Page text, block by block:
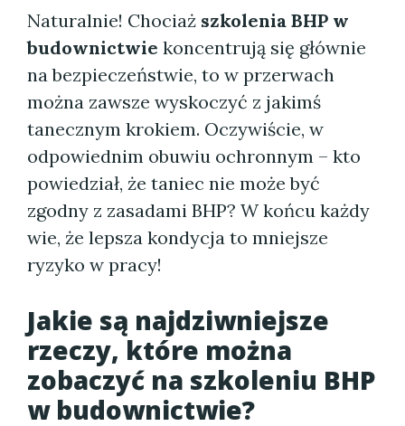
Naturalnie! Chociaż szkolenia BHP w
budownictwie koncentrują się głównie
na bezpieczeństwie, to w przerwach
można zawsze wyskoczyć z jakimś
tanecznym krokiem. Oczywiście, w
odpowiednim obuwiu ochronnym – kto
powiedział, że taniec nie może być
zgodny z zasadami BHP? W końcu każdy
wie, że lepsza kondycja to mniejsze
ryzyko w pracy!
Jakie są najdziwniejsze
rzeczy, które można
zobaczyć na szkoleniu BHP
w budownictwie?